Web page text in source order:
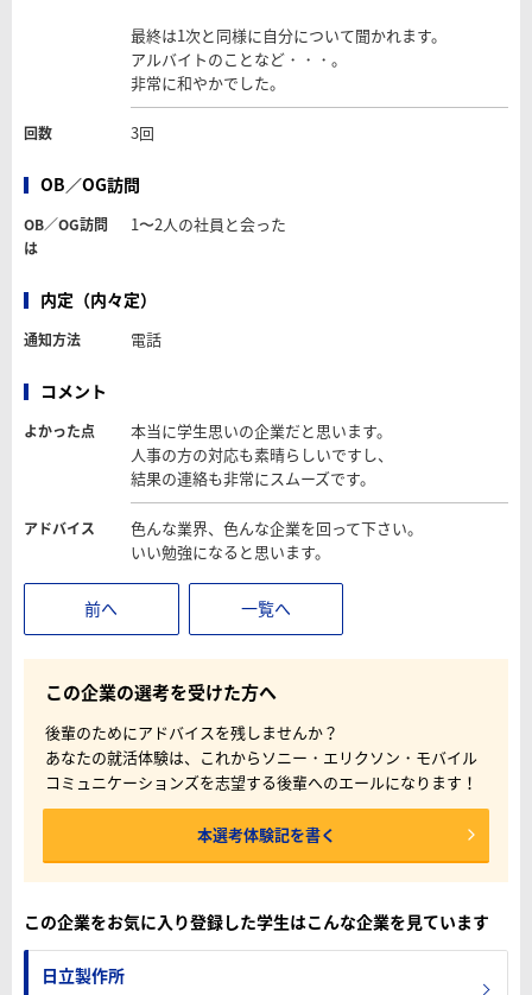
最終は1次と同様に自分について聞かれます。
アルバイトのことなど・・・。
非常に和やかでした。
回数 3回
OB／OG訪問
OB／OG訪問
は
1〜2人の社員と会った
内定（内々定）
通知方法 電話
コメント
よかった点
本当に学生思いの企業だと思います。
人事の方の対応も素晴らしいですし、
結果の連絡も非常にスムーズです。
アドバイス
色んな業界、色んな企業を回って下さい。
いい勉強になると思います。
前へ 一覧へ
この企業の選考を受けた方へ
後輩のためにアドバイスを残しませんか？
あなたの就活体験は、これからソニー・エリクソン・モバイル
コミュニケーションズを志望する後輩へのエールになります！
本選考体験記を書く
この企業をお気に入り登録した学生はこんな企業を見ています
日立製作所